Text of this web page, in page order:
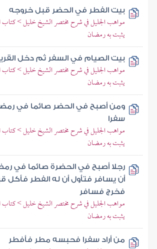
بيت الفطر في الحضر قبل خروجه
مواهب الجليل في شرح مختصر الشيخ خليل > كتاب
يثبت به رمضان
بيت الصيام في السفر ثم دخل
مواهب الجليل في شرح مختصر الشيخ خليل > كتاب
يثبت به رمضان
ومن أصبح في الحضر صائما في
سفرا
مواهب الجليل في شرح مختصر الشيخ خليل > كتاب
يثبت به رمضان
رجلا أصبح في الحضرة صائما في
أن يسافر فتأول أن له الفطر فأكل
فخرج فسافر
مواهب الجليل في شرح مختصر الشيخ خليل > كتاب
يثبت به رمضان
من أراد سفرا فحبسه مطر فأفطر